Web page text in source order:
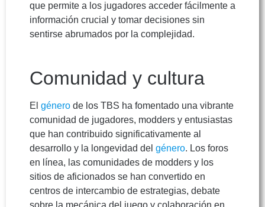
que permite a los jugadores acceder fácilmente a
información crucial y tomar decisiones sin
sentirse abrumados por la complejidad.
Comunidad y cultura
El género de los TBS ha fomentado una vibrante
comunidad de jugadores, modders y entusiastas
que han contribuido significativamente al
desarrollo y la longevidad del género. Los foros
en línea, las comunidades de modders y los
sitios de aficionados se han convertido en
centros de intercambio de estrategias, debate
sobre la mecánica del juego y colaboración en